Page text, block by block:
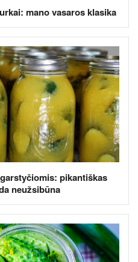
mano vasaros klasika
pikantiškas
neužsibūna